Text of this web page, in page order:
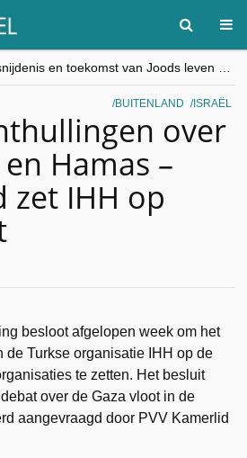
“Besnijdenisdebat toont hoe moeilijk seculiere Westen minderheden begrijpt”, Jinnih Beels (Vooruit)
CITYTRIP | ROEMENIË – Boekarest: de verrassing van Oost-Europa
goKosher lanceert nieuwe website en samenwerking met Mishpacha voor kosher travel en simchas wereldwijd
BUITENLAND ISRAËL
over
Hamas –
zet IHH op
besloot afgelopen week om het
de Turkse organisatie IHH op de
te zetten. Het besluit
over de Gaza vloot in de
aangevraagd door PVV Kamerlid